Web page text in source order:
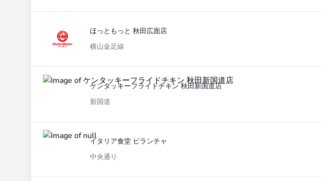
ほっともっと 秋田広面店
横山金足線
ケンタッキーフライドチキン 秋田新国道店
新国道
イタリア食堂 ビランチャ
中央通り